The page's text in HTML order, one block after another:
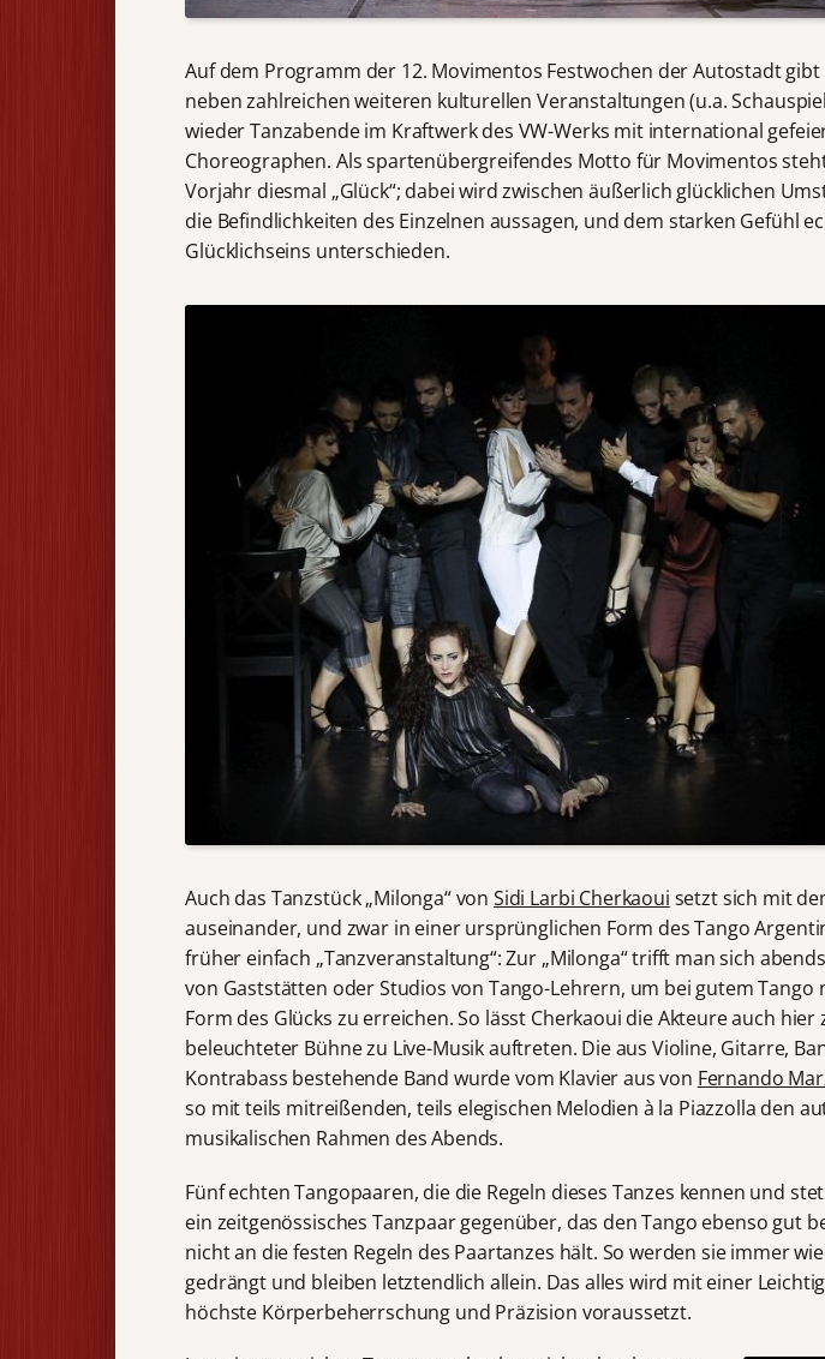
Auf dem Programm der 12. Movimentos Festwochen der Autostadt gibt
neben zahlreichen weiteren kulturellen Veranstaltungen (u.a.
wieder Tanzabende im Kraftwerk des VW-Werks mit international
Choreographen. Als spartenübergreifendes Motto für Movimentos
Vorjahr diesmal „Glück“; dabei wird zwischen äußerlich glücklichen
die Befindlichkeiten des Einzelnen aussagen, und dem starken Gefühl
Glücklichseins unterschieden.
Auch das Tanzstück „Milonga“ von Sidi Larbi Cherkaoui setzt sich mit
auseinander, und zwar in einer ursprünglichen Form des Tango
früher einfach „Tanzveranstaltung“: Zur „Milonga“ trifft man sich
von Gaststätten oder Studios von Tango-Lehrern, um bei gutem Tango
Form des Glücks zu erreichen. So lässt Cherkaoui die Akteure auch hier
beleuchteter Bühne zu Live-Musik auftreten. Die aus Violine, Gitarre,
Kontrabass bestehende Band wurde vom Klavier aus von Fernando
so mit teils mitreißenden, teils elegischen Melodien à la Piazzolla den
musikalischen Rahmen des Abends.
Fünf echten Tangopaaren, die die Regeln dieses Tanzes kennen und
ein zeitgenössisches Tanzpaar gegenüber, das den Tango ebenso gut
nicht an die festen Regeln des Paartanzes hält. So werden sie immer
gedrängt und bleiben letztendlich allein. Das alles wird mit einer
höchste Körperbeherrschung und Präzision voraussetzt.